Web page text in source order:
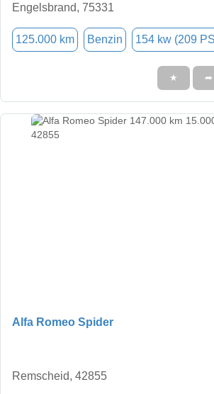
Engelsbrand, 75331
125.000 km Benzin 154 kw (209
★ ➦
Alfa Romeo Spider
Remscheid, 42855